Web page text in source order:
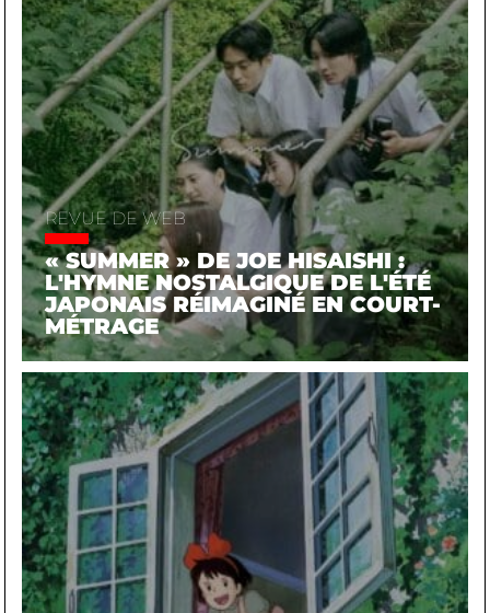
REVUE DE WEB
« SUMMER » DE JOE HISAISHI :
L'HYMNE NOSTALGIQUE DE L'ÉTÉ
JAPONAIS RÉIMAGINÉ EN COURT-
MÉTRAGE